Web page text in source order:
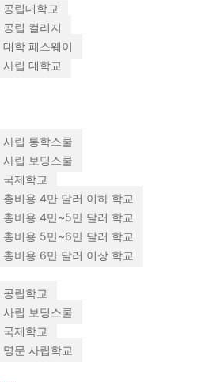
공립대학교
공립 컬리지
대학 패스웨이
사립 대학교
사립 통학스쿨
사립 보딩스쿨
국제학교
총비용 4만 달러 이하 학교
총비용 4만~5만 달러 학교
총비용 5만~6만 달러 학교
총비용 6만 달러 이상 학교
공립학교
사립 보딩스쿨
국제학교
명문 사립학교